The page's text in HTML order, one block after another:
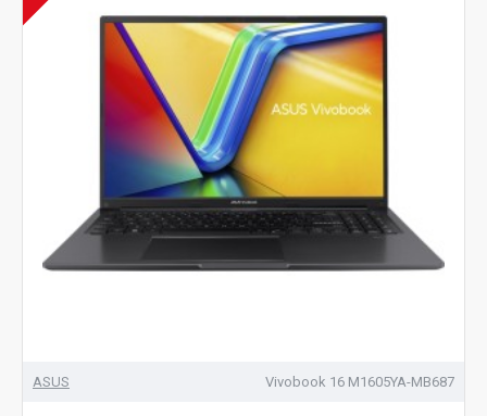
ASUS Vivobook 16 M1605YA-MB687